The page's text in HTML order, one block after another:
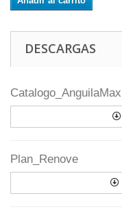
DESCARGAS
Catalogo_AnguilaMax
Plan_Renove